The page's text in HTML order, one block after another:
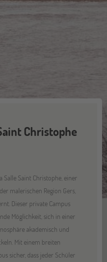
Christophe
Saint Christophe, einer
malerischen Region Gers,
Dieser private Campus
Möglichkeit, sich in einer
akademisch und
Mit einem breiten
sicher, dass jeder Schüler